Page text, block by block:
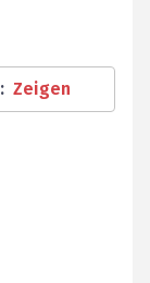
: Zeigen